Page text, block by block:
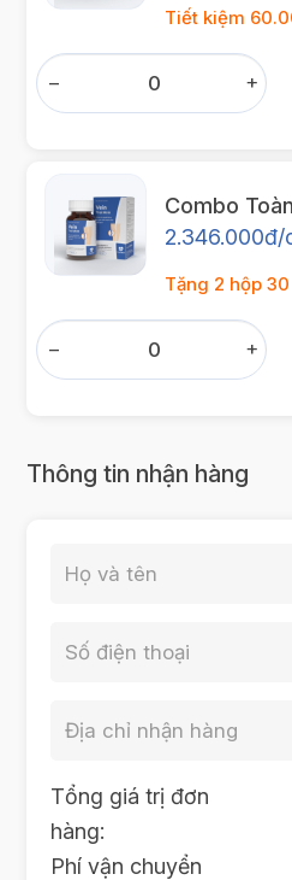
Tiết kiệm
+
−
Combo
2.346.000đ/
Tặng 2 hộp
+
−
Thông tin nhận hàng
Tổng giá trị đơn
hàng:
Phí vận chuyển